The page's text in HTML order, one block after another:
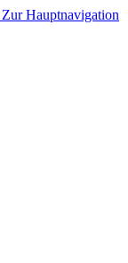
Zur Hauptnavigation